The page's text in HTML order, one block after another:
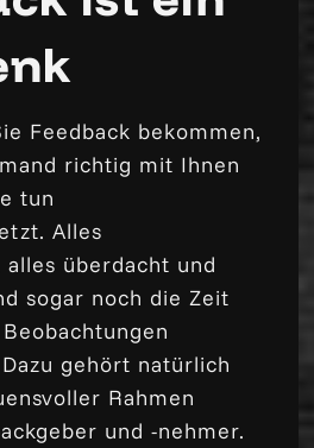
Feedback bekommen,
richtig mit Ihnen
tun
Alles
überdacht und
sogar noch die Zeit
gehört natürlich
Rahmen
und -nehmer.